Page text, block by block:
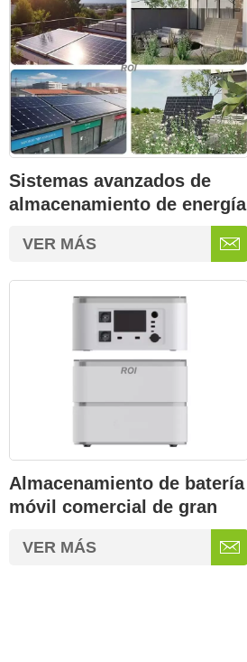
Sistemas avanzados de
almacenamiento de energía
VER MÁS
Almacenamiento de batería
móvil comercial de gran
VER MÁS